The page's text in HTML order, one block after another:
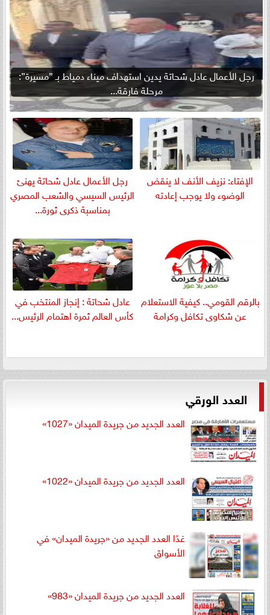
رجل الأعمال عادل شحاتة يدين استهداف ميناء دمياط بـ ”مسيرة”:
مرحلة فارقة...
الإفتاء: نزيف الأنف لا ينقض
الوضوء ولا يوجب إعادته
رجل الأعمال عادل شحاتة يهنئ
الرئيس السيسي والشعب المصري
بمناسبة ذكرى ثورة...
بالرقم القومي.. كيفية الاستعلام
عن شكاوى تكافل وكرامة
عادل شحاتة : إنجاز المنتخب في
كأس العالم ثمرة اهتمام الرئيس...
العدد الورقي
العدد الجديد من جريدة الميدان «1027»
العدد الجديد من جريدة الميدان «1022»
غدًا العدد الجديد من «جريدة الميدان» في
الأسواق
العدد الجديد من جريدة الميدان «983»